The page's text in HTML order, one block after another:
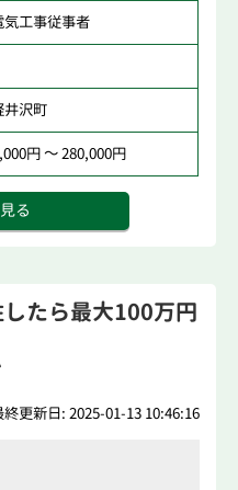
気工事従事者
井沢町
円 ～ 280,000円
る
たら最大100万円
終更新日: 2025-01-13 10:46:16